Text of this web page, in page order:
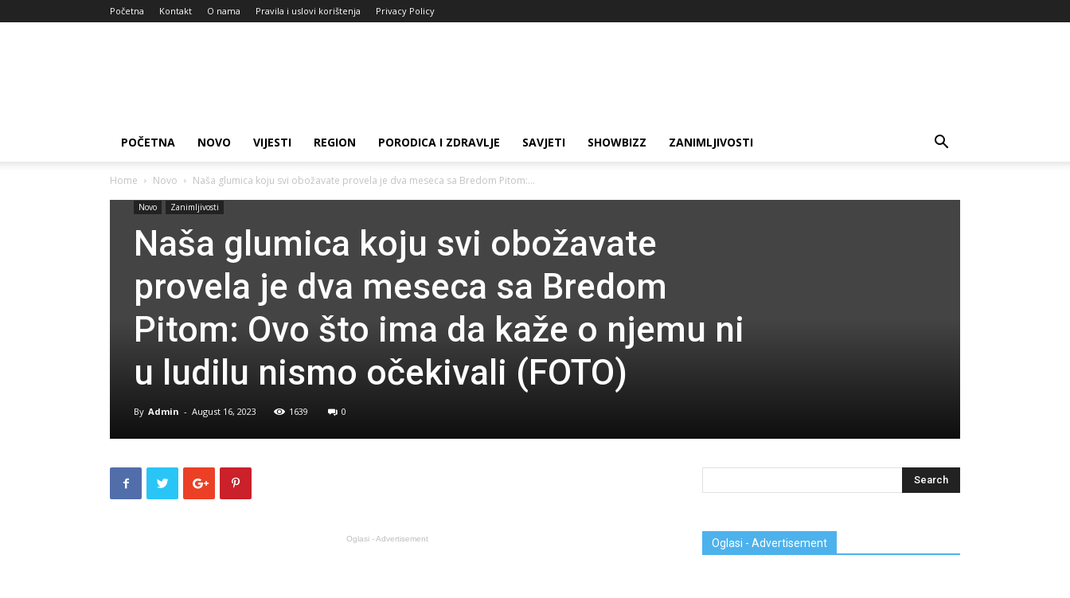
Početna Kontakt O nama Pravila i uslovi korištenja Privacy Policy
POČETNA NOVO VIJESTI REGION PORODICA I ZDRAVLJE SAVJETI SHOWBIZZ ZANIMLJIVOSTI
Home Novo Naša glumica koju svi obožavate provela je dva meseca sa Bredom Pitom:...
Novo Zanimljivosti
Naša glumica koju svi obožavate
provela je dva meseca sa Bredom
Pitom: Ovo što ima da kaže o njemu ni
u ludilu nismo očekivali (FOTO)
By Admin - August 16, 2023 1639 0
Oglasi - Advertisement Oglasi - Advertisement